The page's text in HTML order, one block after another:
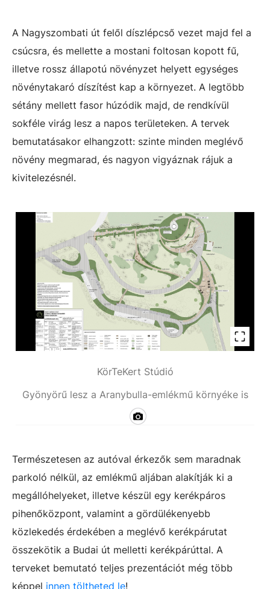
A Nagyszombati út felől díszlépcső vezet majd fel a
csúcsra, és mellette a mostani foltosan kopott fű,
illetve rossz állapotú növényzet helyett egységes
növénytakaró díszítést kap a környezet. A legtöbb
sétány mellett fasor húzódik majd, de rendkívül
sokféle virág lesz a napos területeken. A tervek
bemutatásakor elhangzott: szinte minden meglévő
növény megmarad, és nagyon vigyáznak rájuk a
kivitelezésnél.
KörTeKert Stúdió
Gyönyörű lesz a Aranybulla-emlékmű környéke is
Természetesen az autóval érkezők sem maradnak
parkoló nélkül, az emlékmű aljában alakítják ki a
megállóhelyeket, illetve készül egy kerékpáros
pihenőközpont, valamint a gördülékenyebb
közlekedés érdekében a meglévő kerékpárutat
összekötik a Budai út melletti kerékpárúttal. A
terveket bemutató teljes prezentációt még több
képpel innen töltheted le!